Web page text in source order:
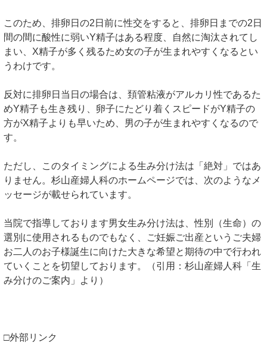
このため、排卵日の2日前に性交をすると、排卵日までの2日
間の間に酸性に弱いY精子はある程度、自然に淘汰されてし
まい、X精子が多く残るため女の子が生まれやすくなるとい
うわけです。
反対に排卵日当日の場合は、頚管粘液がアルカリ性であるた
めY精子も生き残り、卵子にたどり着くスピードがY精子の
方がX精子よりも早いため、男の子が生まれやすくなるので
す。
ただし、このタイミングによる生み分け法は「絶対」ではあ
りません。杉山産婦人科のホームページでは、次のようなメ
ッセージが載せられています。
当院で指導しております男女生み分け法は、性別（生命）の
選別に使用されるものでもなく、ご妊娠ご出産というご夫婦
お二人のお子様誕生に向けた大きな希望と期待の中で行われ
ていくことを切望しております。（引用：杉山産婦人科「生
み分けのご案内」より）
□外部リンク